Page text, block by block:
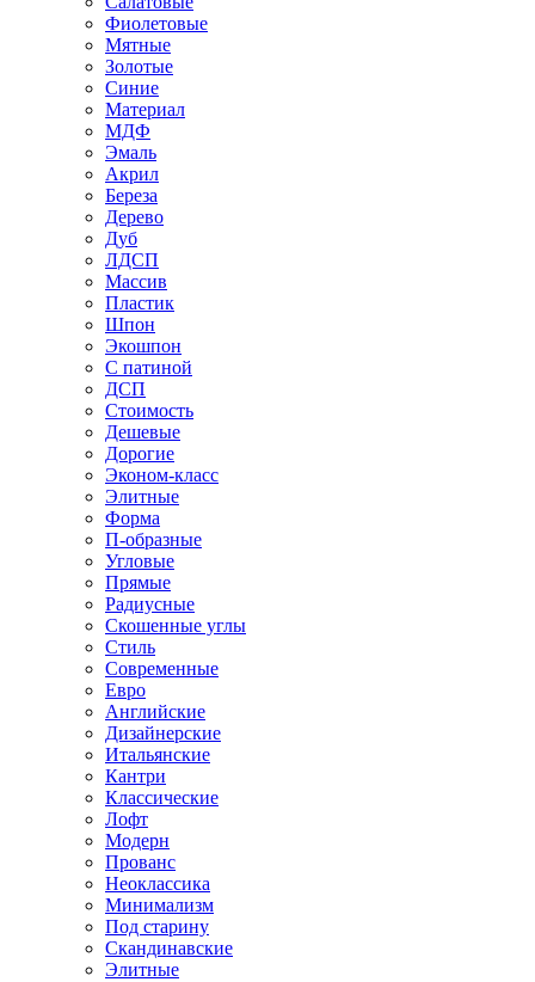
Фиолетовые
Мятные
Золотые
Синие
Материал
МДФ
Эмаль
Акрил
Береза
Дерево
Дуб
ЛДСП
Массив
Пластик
Шпон
Экошпон
С патиной
ДСП
Стоимость
Дешевые
Дорогие
Эконом-класс
Элитные
Форма
П-образные
Угловые
Прямые
Радиусные
Скошенные углы
Стиль
Современные
Евро
Английские
Дизайнерские
Итальянские
Кантри
Классические
Лофт
Модерн
Прованс
Неоклассика
Минимализм
Под старину
Скандинавские
Элитные